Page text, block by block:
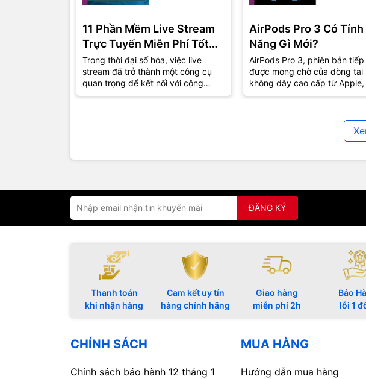
11 Phần Mềm Live Stream
Trực Tuyến Miễn Phí Tốt
Nhất Năm 2024
Trong thời đại số hóa, việc live
stream đã trở thành một công cụ
quan trọng để kết nối với cộng
đồng và khán giả. Dù bạn là một
AirPods Pro 3 Có Tính
Năng Gì Mới?
AirPods Pro 3, phiên bản
được mong chờ của dòng tai
không dây cao cấp từ Apple,
thu hút sự quan tâm lớn từ
ĐĂNG KÝ
Thanh toán
khi nhận hàng
Cam kết uy tín
hàng chính hãng
Giao hàng
miễn phí 2h
Bảo
lỗi 1
CHÍNH SÁCH
Chính sách bảo hành 12 tháng 1
MUA HÀNG
Hướng dẫn mua hàng